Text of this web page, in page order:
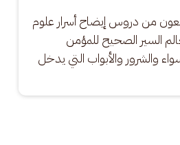
من دروس إيضاح أسرار علوم
السير الصحيح للمؤمن
والشرور والأبواب التي يدخل